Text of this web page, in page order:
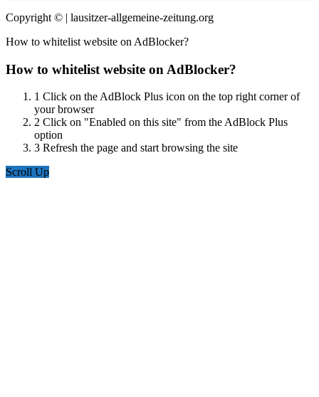
Copyright © | lausitzer-allgemeine-zeitung.org
How to whitelist website on AdBlocker?
How to whitelist website on AdBlocker?
1 Click on the AdBlock Plus icon on the top right corner of
your browser
2 Click on "Enabled on this site" from the AdBlock Plus
option
3 Refresh the page and start browsing the site
Scroll Up